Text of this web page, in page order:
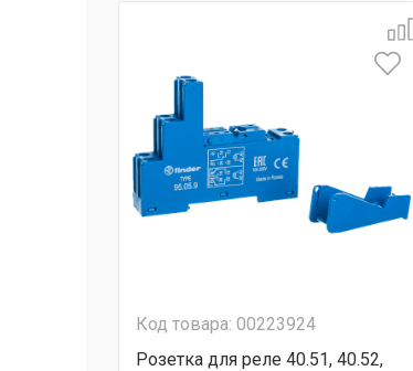
Код товара: 00223924
Розетка для реле 40.51, 40.52,